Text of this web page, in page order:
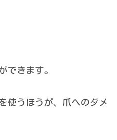
できます。
使うほうが、爪へのダメ